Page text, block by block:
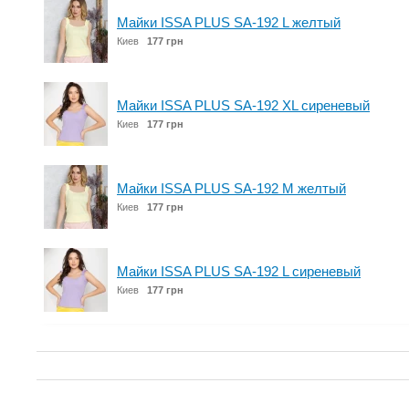
Майки ISSA PLUS SA-192 L желтый
Киев 177 грн
Майки ISSA PLUS SA-192 XL сиреневый
Киев 177 грн
Майки ISSA PLUS SA-192 M желтый
Киев 177 грн
Майки ISSA PLUS SA-192 L сиреневый
Киев 177 грн